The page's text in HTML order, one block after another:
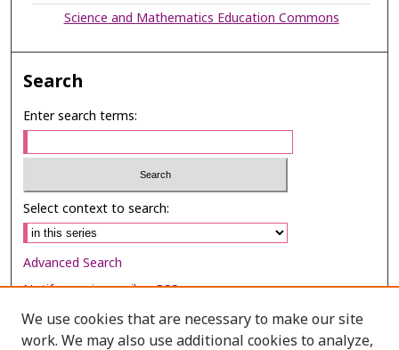
Science and Mathematics Education Commons
Search
Enter search terms:
Select context to search:
Advanced Search
Notify me via email orRSS
Browse
We use cookies that are necessary to make our site
work. We may also use additional cookies to analyze,